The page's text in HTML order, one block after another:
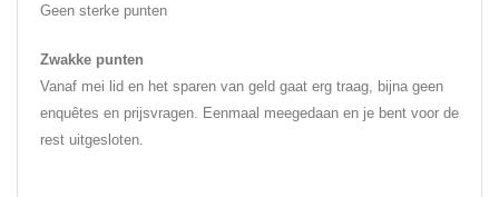
Geen sterke punten
Zwakke punten
Vanaf mei lid en het sparen van geld gaat erg traag, bijna geen
enquêtes en prijsvragen. Eenmaal meegedaan en je bent voor de
rest uitgesloten.